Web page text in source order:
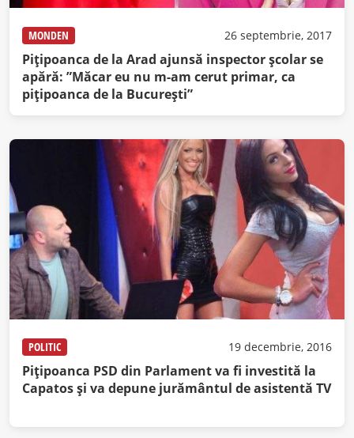
MONDEN 26 septembrie, 2017
Pițipoanca de la Arad ajunsă inspector școlar se
apără: ”Măcar eu nu m-am cerut primar, ca
pițipoanca de la București”
POLITIC 19 decembrie, 2016
Piţipoanca PSD din Parlament va fi investită la
Capatos şi va depune jurământul de asistentă TV